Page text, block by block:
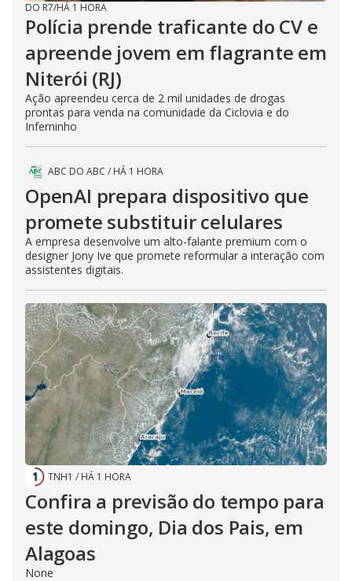
DO R7/HÁ 1 HORA
Polícia prende traficante do CV e
apreende jovem em flagrante em
Niterói (RJ)
Ação apreendeu cerca de 2 mil unidades de drogas
prontas para venda na comunidade da Ciclovia e do
Inferninho
ABC DO ABC / HÁ 1 HORA
OpenAI prepara dispositivo que
promete substituir celulares
A empresa desenvolve um alto-falante premium com o
designer Jony Ive que promete reformular a interação com
assistentes digitais.
TNH1 / HÁ 1 HORA
Confira a previsão do tempo para
este domingo, Dia dos Pais, em
Alagoas
None